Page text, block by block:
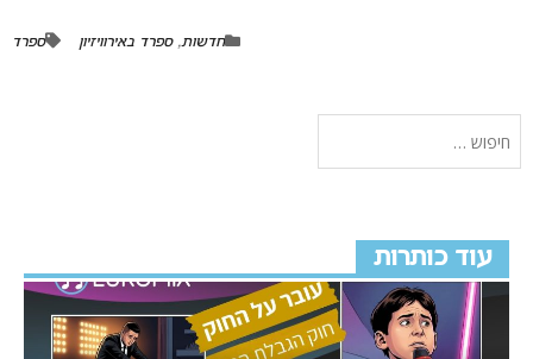
חדשות,ספרד באירוויזיון ספרד
עוד כותרות